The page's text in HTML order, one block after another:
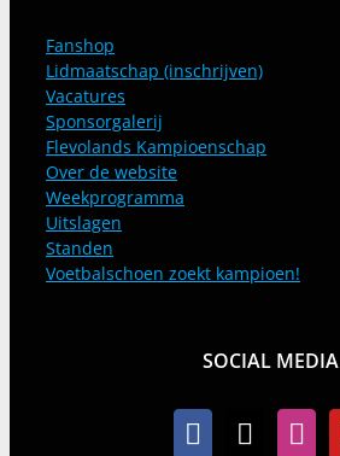
Fanshop
Lidmaatschap (inschrijven)
Vacatures
Sponsorgalerij
Flevolands Kampioenschap
Over de website
Weekprogramma
Uitslagen
Standen
Voetbalschoen zoekt kampioen!
SOCIAL MEDIA